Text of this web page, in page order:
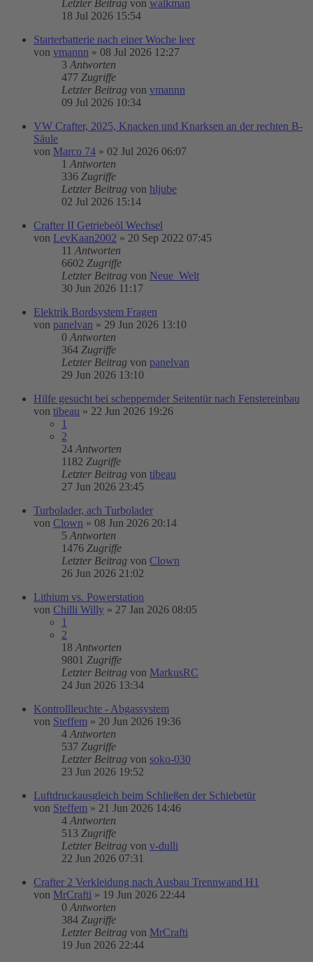
Letzter Beitrag von walkman
18 Jul 2026 15:54
Starterbatterie nach einer Woche leer
von vmannn » 08 Jul 2026 12:27
3 Antworten
477 Zugriffe
Letzter Beitrag von vmannn
09 Jul 2026 10:34
VW Crafter, 2025, Knacken und Knarksen an der rechten B-
Säule
von Marco 74 » 02 Jul 2026 06:07
1 Antworten
336 Zugriffe
Letzter Beitrag von hljube
02 Jul 2026 15:14
Crafter II Getriebeöl Wechsel
von LevKaan2002 » 20 Sep 2022 07:45
11 Antworten
6602 Zugriffe
Letzter Beitrag von Neue_Welt
30 Jun 2026 11:17
Elektrik Bordsystem Fragen
von panelvan » 29 Jun 2026 13:10
0 Antworten
364 Zugriffe
Letzter Beitrag von panelvan
29 Jun 2026 13:10
Hilfe gesucht bei scheppernder Seitentür nach Fenstereinbau
von tibeau » 22 Jun 2026 19:26
1
2
24 Antworten
1182 Zugriffe
Letzter Beitrag von tibeau
27 Jun 2026 23:45
Turbolader, ach Turbolader
von Clown » 08 Jun 2026 20:14
5 Antworten
1476 Zugriffe
Letzter Beitrag von Clown
26 Jun 2026 21:02
Lithium vs. Powerstation
von Chilli Willy » 27 Jan 2026 08:05
1
2
18 Antworten
9801 Zugriffe
Letzter Beitrag von MarkusRC
24 Jun 2026 13:34
Kontrollleuchte - Abgassystem
von Steffem » 20 Jun 2026 19:36
4 Antworten
537 Zugriffe
Letzter Beitrag von soko-030
23 Jun 2026 19:52
Luftdruckausgleich beim Schließen der Schiebetür
von Steffem » 21 Jun 2026 14:46
4 Antworten
513 Zugriffe
Letzter Beitrag von v-dulli
22 Jun 2026 07:31
Crafter 2 Verkleidung nach Ausbau Trennwand H1
von MrCrafti » 19 Jun 2026 22:44
0 Antworten
384 Zugriffe
Letzter Beitrag von MrCrafti
19 Jun 2026 22:44